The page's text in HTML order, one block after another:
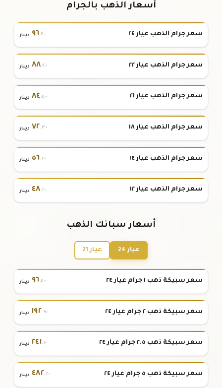
أسعار الذهب بالجرام
سعر جرام الذهب عيار ٢٤ ٩٦.٤٠ دينار
سعر جرام الذهب عيار ٢٢ ٨٨.٤٠ دينار
سعر جرام الذهب عيار ٢١ ٨٤.٤٠ دينار
سعر جرام الذهب عيار ١٨ ٧٢.٣٠ دينار
سعر جرام الذهب عيار ١٤ ٥٦.٢٠ دينار
سعر جرام الذهب عيار ١٢ ٤٨.٢٠ دينار
أسعار سبائك الذهب
عيار 24 عيار 21
سعر سبيكة ذهب ١ جرام عيار ٢٤ ٩٦.٤٠ دينار
سعر سبيكة ذهب ٢ جرام عيار ٢٤ ١٩٢.٩٠ دينار
سعر سبيكة ذهب ٢.٥ جرام عيار ٢٤ ٢٤١.١٠ دينار
سعر سبيكة ذهب ٥ جرام عيار ٢٤ ٤٨٢.٢٠ دينار